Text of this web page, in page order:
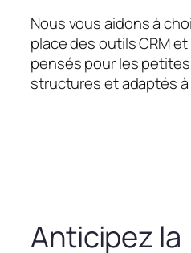
Nous vous aidons à
place des outils CRM
pensés pour les
structures et adaptés
Anticipez la